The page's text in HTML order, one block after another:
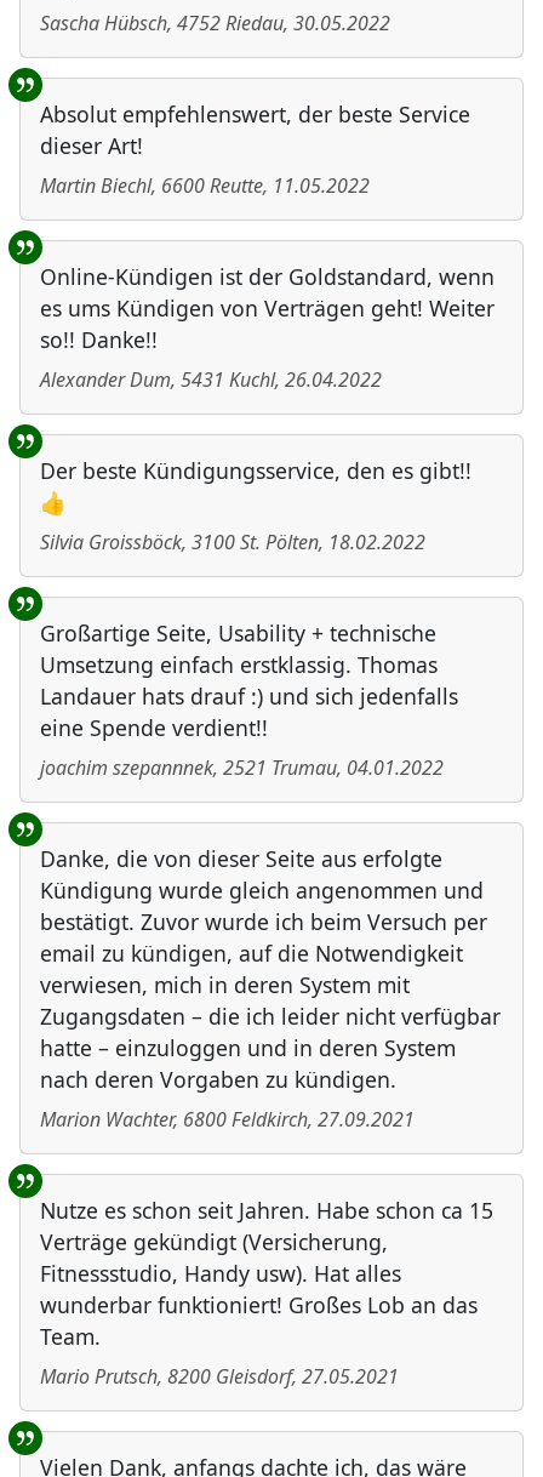
Sascha Hübsch, 4752Riedau, 30.05.2022
Absolut empfehlenswert, der beste Service
dieser Art!
Martin Biechl, 6600Reutte, 11.05.2022
Online-Kündigen ist der Goldstandard, wenn
es ums Kündigen von Verträgen geht! Weiter
so!! Danke!!
Alexander Dum, 5431 Kuchl, 26.04.2022
Der beste Kündigungsservice, den es gibt!!
👍
Silvia Groissböck, 3100St. Pölten, 18.02.2022
Großartige Seite, Usability + technische
Umsetzung einfach erstklassig. Thomas
Landauer hats drauf :) und sich jedenfalls
eine Spende verdient!!
joachim szepannnek, 2521 Trumau, 04.01.2022
Danke, die von dieser Seite aus erfolgte
Kündigung wurde gleich angenommen und
bestätigt. Zuvor wurde ich beim Versuch per
email zu kündigen, auf die Notwendigkeit
verwiesen, mich in deren System mit
Zugangsdaten – die ich leider nicht verfügbar
hatte – einzuloggen und in deren System
nach deren Vorgaben zu kündigen.
Marion Wachter, 6800Feldkirch, 27.09.2021
Nutze es schon seit Jahren. Habe schon ca 15
Verträge gekündigt (Versicherung,
Fitnessstudio, Handy usw). Hat alles
wunderbar funktioniert! Großes Lob an das
Team.
Mario Prutsch, 8200 Gleisdorf, 27.05.2021
Vielen Dank, anfangs dachte ich, das wäre